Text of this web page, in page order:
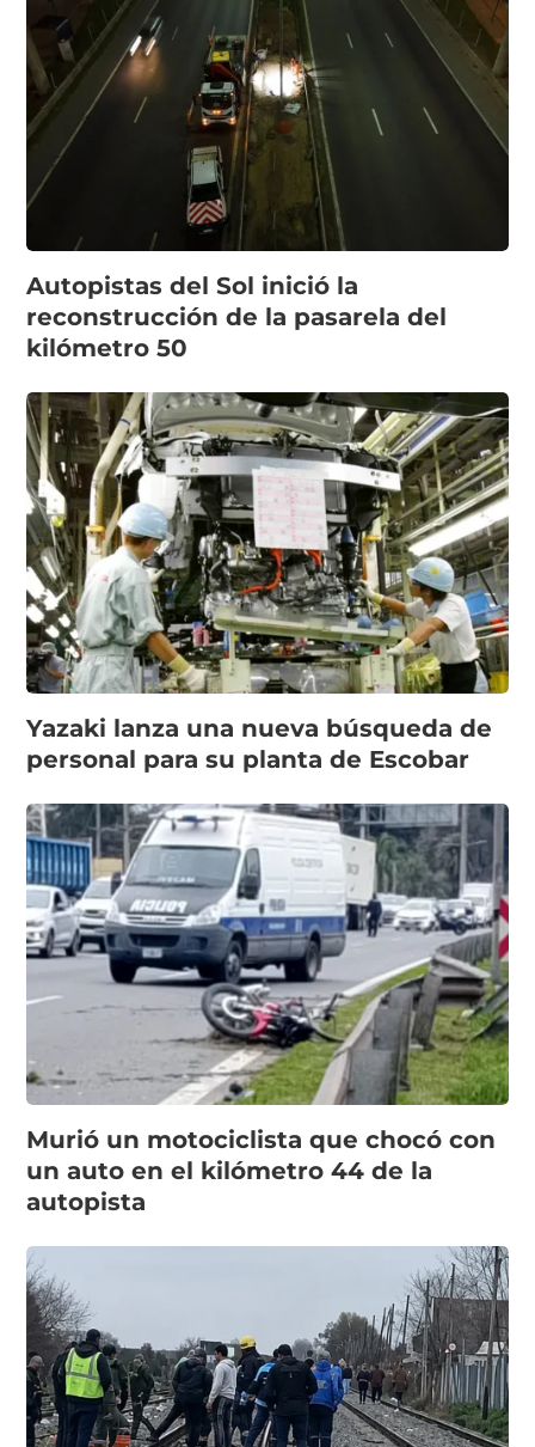
Autopistas del Sol inició la
reconstrucción de la pasarela del
kilómetro 50
Yazaki lanza una nueva búsqueda de
personal para su planta de Escobar
Murió un motociclista que chocó con
un auto en el kilómetro 44 de la
autopista